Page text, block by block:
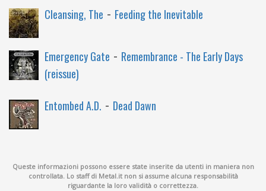
Cleansing, The - Feeding the Inevitable
Emergency Gate - Remembrance - The Early Days
(reissue)
Entombed A.D. - Dead Dawn
Queste informazioni possono essere state inserite da utenti in maniera non
controllata. Lo staff di Metal.it non si assume alcuna responsabilità
riguardante la loro validità o correttezza.